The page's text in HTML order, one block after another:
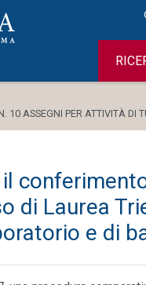
10 ASSEGNI PER ATTIVITÀ
di Laurea
e di